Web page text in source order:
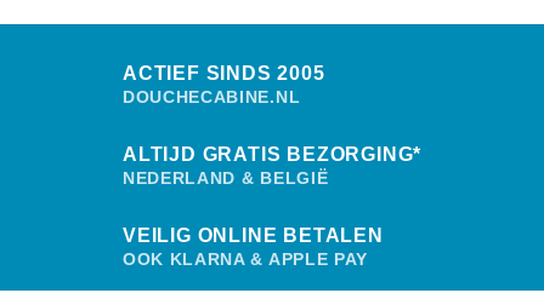
ACTIEF SINDS 2005
DOUCHECABINE.NL
ALTIJD GRATIS BEZORGING*
NEDERLAND & BELGIË
VEILIG ONLINE BETALEN
OOK KLARNA & APPLE PAY